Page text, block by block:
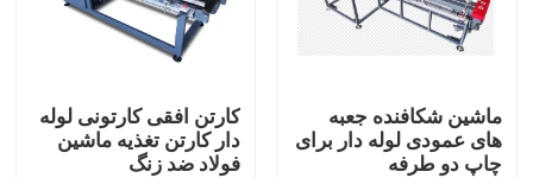
ماشین شکافنده جعبه
های عمودی لوله دار برای
چاپ دو طرفه
کارتن افقی کارتونی لوله
دار کارتن تغذیه ماشین
فولاد ضد زنگ